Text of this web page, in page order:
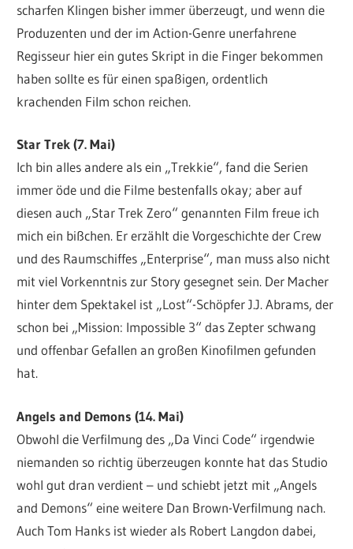
scharfen Klingen bisher immer überzeugt, und wenn die
Produzenten und der im Action-Genre unerfahrene
Regisseur hier ein gutes Skript in die Finger bekommen
haben sollte es für einen spaßigen, ordentlich
krachenden Film schon reichen.
Star Trek (7. Mai)
Ich bin alles andere als ein „Trekkie“, fand die Serien
immer öde und die Filme bestenfalls okay; aber auf
diesen auch „Star Trek Zero“ genannten Film freue ich
mich ein bißchen. Er erzählt die Vorgeschichte der Crew
und des Raumschiffes „Enterprise“, man muss also nicht
mit viel Vorkenntnis zur Story gesegnet sein. Der Macher
hinter dem Spektakel ist „Lost“-Schöpfer J.J. Abrams, der
schon bei „Mission: Impossible 3“ das Zepter schwang
und offenbar Gefallen an großen Kinofilmen gefunden
hat.
Angels and Demons (14. Mai)
Obwohl die Verfilmung des „Da Vinci Code“ irgendwie
niemanden so richtig überzeugen konnte hat das Studio
wohl gut dran verdient – und schiebt jetzt mit „Angels
and Demons“ eine weitere Dan Brown-Verfilmung nach.
Auch Tom Hanks ist wieder als Robert Langdon dabei,